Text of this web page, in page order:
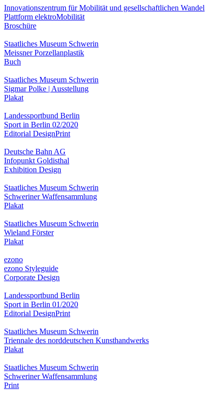
Innovationszentrum für Mobilität und gesellschaftlichen Wandel
Plattform elektroMobilität
Broschüre
Staatliches Museum Schwerin
Meissner Porzellanplastik
Buch
Staatliches Museum Schwerin
Sigmar Polke | Ausstellung
Plakat
Landessportbund Berlin
Sport in Berlin 02/2020
Editorial DesignPrint
Deutsche Bahn AG
Infopunkt Goldisthal
Exhibition Design
Staatliches Museum Schwerin
Schweriner Waffensammlung
Plakat
Staatliches Museum Schwerin
Wieland Förster
Plakat
ezono
ezono Styleguide
Corporate Design
Landessportbund Berlin
Sport in Berlin 01/2020
Editorial DesignPrint
Staatliches Museum Schwerin
Triennale des norddeutschen Kunsthandwerks
Plakat
Staatliches Museum Schwerin
Schweriner Waffensammlung
Print